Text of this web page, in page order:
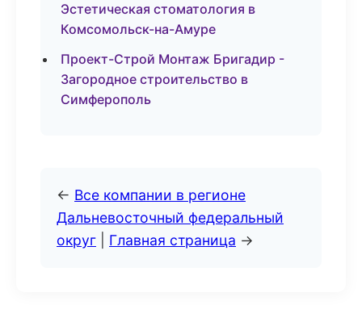
Эстетическая стоматология в
Комсомольск-на-Амуре
Проект-Строй Монтаж Бригадир -
Загородное строительство в
Симферополь
← Все компании в регионе
Дальневосточный федеральный
округ
Главная страница →